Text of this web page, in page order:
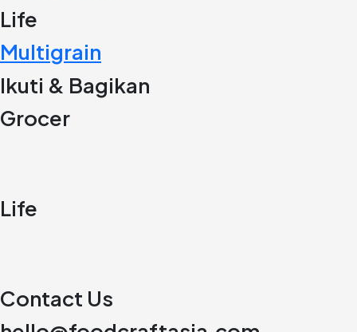
Life
Multigrain
Ikuti & Bagikan
Grocer
Life
Contact Us